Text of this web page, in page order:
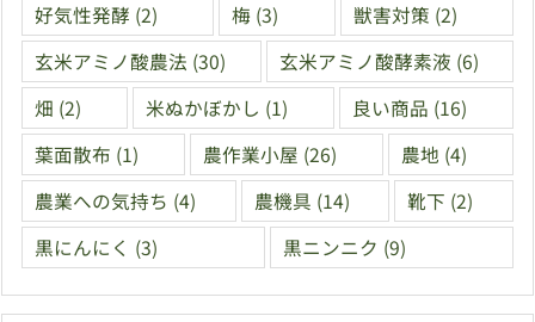
好気性発酵 (2) 梅 (3) 獣害対策 (2)
玄米アミノ酸農法 (30) 玄米アミノ酸酵素液 (6)
畑 (2) 米ぬかぼかし (1) 良い商品 (16)
葉面散布 (1) 農作業小屋 (26) 農地 (4)
農業への気持ち (4) 農機具 (14) 靴下 (2)
黒にんにく (3) 黒ニンニク (9)